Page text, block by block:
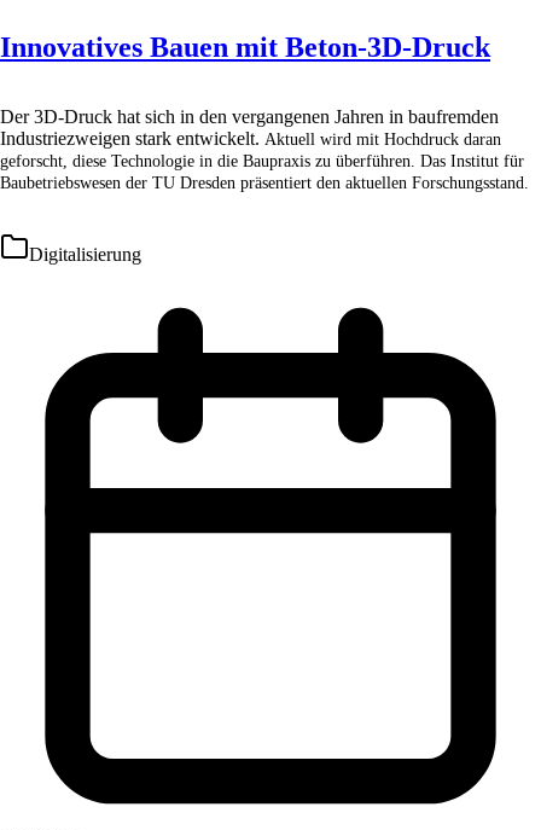
Innovatives Bauen mit Beton-3D-Druck
Der 3D-Druck hat sich in den vergangenen Jahren in baufremden
Industriezweigen stark entwickelt. Aktuell wird mit Hochdruck daran
geforscht, diese Technologie in die Baupraxis zu überführen. Das Institut für
Baubetriebswesen der TU Dresden präsentiert den aktuellen Forschungsstand.
Digitalisierung